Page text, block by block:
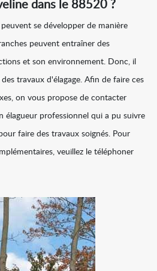
dans le 88520 ?
se développer de manière
peuvent entraîner des
et son environnement. Donc, il
travaux d'élagage. Afin de faire ces
on vous propose de contacter
élagueur professionnel qui a pu suivre
faire des travaux soignés. Pour
veuillez le téléphoner